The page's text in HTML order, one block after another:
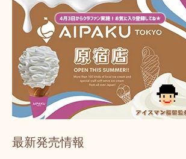
最新発売情報